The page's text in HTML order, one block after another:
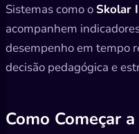
Sistemas como o Skolar
acompanhem
desempenho em tempo
decisão pedagógica e
Como Começar